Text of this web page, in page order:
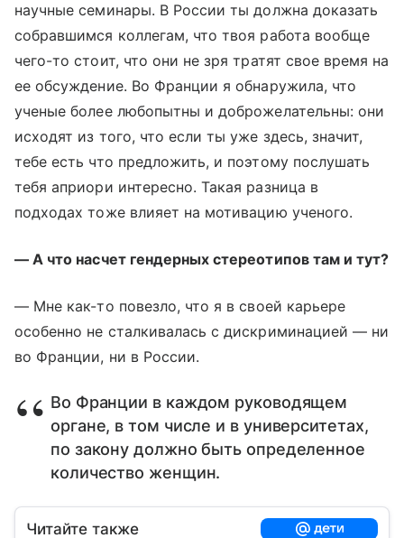
научные семинары. В России ты должна доказать
собравшимся коллегам, что твоя работа вообще
чего-то стоит, что они не зря тратят свое время на
ее обсуждение. Во Франции я обнаружила, что
ученые более любопытны и доброжелательны: они
исходят из того, что если ты уже здесь, значит,
тебе есть что предложить, и поэтому послушать
тебя априори интересно. Такая разница в
подходах тоже влияет на мотивацию ученого.
— А что насчет гендерных стереотипов там и тут?
— Мне как-то повезло, что я в своей карьере
особенно не сталкивалась с дискриминацией — ни
во Франции, ни в России.
Во Франции в каждом руководящем
органе, в том числе и в университетах,
по закону должно быть определенное
количество женщин.
Читайте также